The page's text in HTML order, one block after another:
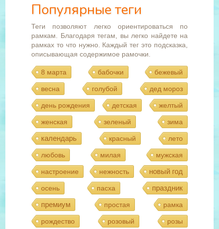
Популярные теги
Теги позволяют легко ориентироваться по
рамкам. Благодаря тегам, вы легко найдете на
рамках то что нужно. Каждый тег это подсказка,
описывающая содержимое рамочки.
8 марта бабочки бежевый
весна голубой дед мороз
день рождения детская желтый
женская зеленый зима
календарь красный лето
любовь милая мужская
настроение нежность новый год
осень пасха
праздник
премиум
простая рамка
рождество розовый розы